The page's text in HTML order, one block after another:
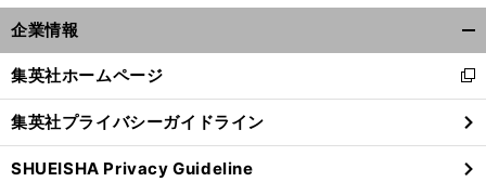
企業情報
閉
る
集英社ホームページ
新
し
い
ウ
ィ
集英社プライバシーガイドライン
SHUEISHA Privacy Guideline